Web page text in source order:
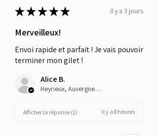
★★★★★ il y a 3 jours
Merveilleux!
Envoi rapide et parfait ! Je vais pouvoir
terminer mon gilet !
Alice B.
Heyrieux, Auvergne-Rhône-Alpes
Afficher la réponse (1) il y a 8 heures